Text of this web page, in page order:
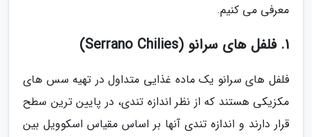
معرفی می کنیم.
1. فلفل های سرانو (Serrano Chilies)
فلفل های سرانو یک ماده غذایی متداول در تهیه سس های
مکزیکی هستند که از نظر اندازه تندی، در پایین ترین سطح
قرار دارند و اندازه تندی آنها بر اساس مقیاس اسکوویل بین